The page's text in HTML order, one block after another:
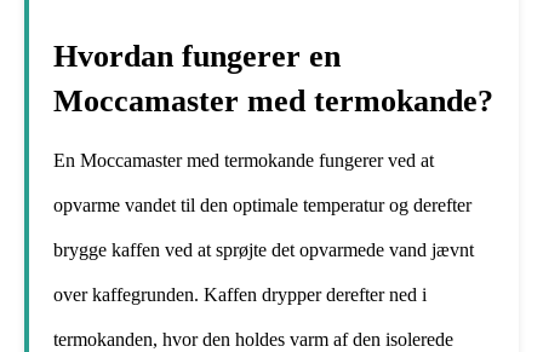
Hvordan fungerer en
Moccamaster med termokande?
En Moccamaster med termokande fungerer ved at
opvarme vandet til den optimale temperatur og derefter
brygge kaffen ved at sprøjte det opvarmede vand jævnt
over kaffegrunden. Kaffen drypper derefter ned i
termokanden, hvor den holdes varm af den isolerede